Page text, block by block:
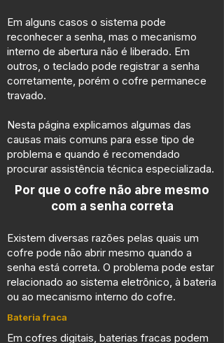
Em alguns casos o sistema pode
reconhecer a senha, mas o mecanismo
interno de abertura não é liberado. Em
outros, o teclado pode registrar a senha
corretamente, porém o cofre permanece
travado.
Nesta página explicamos algumas das
causas mais comuns para esse tipo de
problema e quando é recomendado
procurar assistência técnica especializada.
Por que o cofre não abre mesmo
com a senha correta
Existem diversas razões pelas quais um
cofre pode não abrir mesmo quando a
senha está correta. O problema pode estar
relacionado ao sistema eletrônico, à bateria
ou ao mecanismo interno do cofre.
Bateria fraca
Em cofres digitais, baterias fracas podem